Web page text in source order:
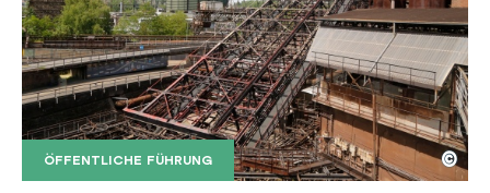
ÖFFENTLICHE FÜHRUNG
Der Erzschrägaufzug der Völklinger Hütte mit
Copyright: Weltkulturerbe Völklinger Hütte | Karl
©